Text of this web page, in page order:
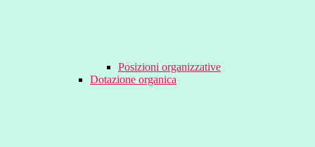
Posizioni organizzative
Dotazione organica